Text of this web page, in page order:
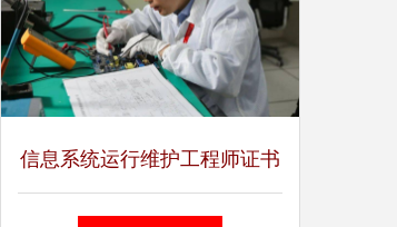
信息系统运行维护工程师证书